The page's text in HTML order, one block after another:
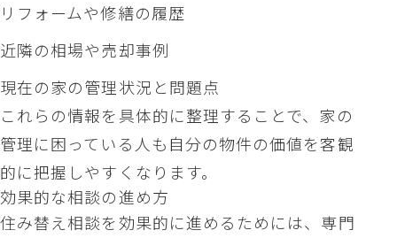
リフォームや修繕の履歴
近隣の相場や売却事例
現在の家の管理状況と問題点
これらの情報を具体的に整理することで、家の
管理に困っている人も自分の物件の価値を客観
的に把握しやすくなります。
効果的な相談の進め方
住み替え相談を効果的に進めるためには、専門